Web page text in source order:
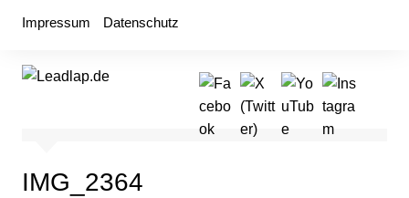
Impressum Datenschutz
IMG_2364